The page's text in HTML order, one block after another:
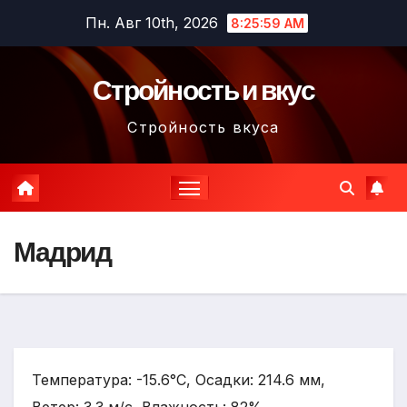
содержимому
Пн. Авг 10th, 2026 8:26:01 AM
Стройность и вкус
Стройность вкуса
Мадрид
Температура: -15.6°C, Осадки: 214.6 мм,